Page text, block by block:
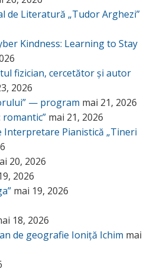
de Literatură „Tudor Arghezi”
Kindness: Learning to Stay
fizician, cercetător și autor
2026
— program mai 21, 2026
romantic” mai 21, 2026
Interpretare Pianistică „Tineri
20, 2026
2026
mai 19, 2026
18, 2026
de geografie Ioniță Ichim mai